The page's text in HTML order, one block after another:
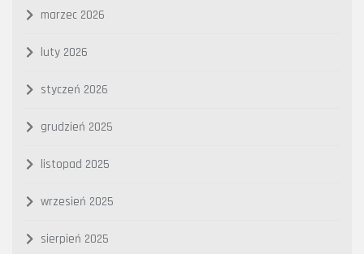
marzec 2026
luty 2026
styczeń 2026
grudzień 2025
listopad 2025
wrzesień 2025
sierpień 2025